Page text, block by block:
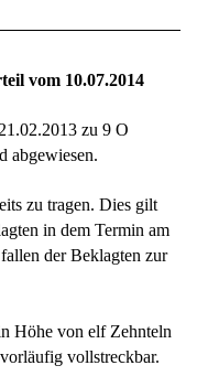
vom 10.07.2014
zu 9 O
abgewiesen.
zu tragen. Dies gilt
in dem Termin am
der Beklagten zur
Höhe von elf Zehnteln
vollstreckbar.